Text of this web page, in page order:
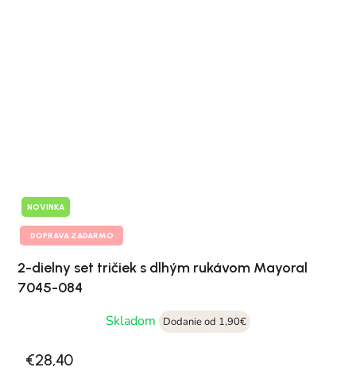
NOVINKA
DOPRAVA ZADARMO
2-dielny set tričiek s dlhým rukávom Mayoral
7045-084
Skladom
Dodanie od 1,90€
€28,40